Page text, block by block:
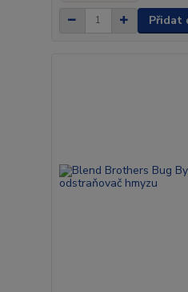
Přidat